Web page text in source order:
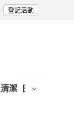
登記活動
潔 日用/紙品